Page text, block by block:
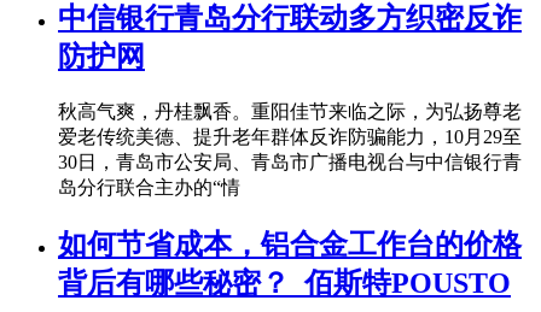
中信银行青岛分行联动多方织密反诈
防护网
秋高气爽，丹桂飘香。重阳佳节来临之际，为弘扬尊老
爱老传统美德、提升老年群体反诈防骗能力，10月29至
30日，青岛市公安局、青岛市广播电视台与中信银行青
岛分行联合主办的“情
如何节省成本，铝合金工作台的价格
背后有哪些秘密？_佰斯特POUSTO